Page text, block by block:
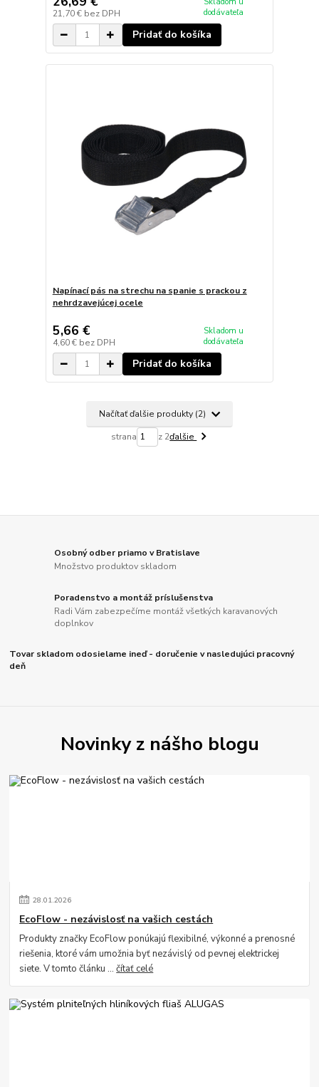
21,70 € bez DPH
dodávateľa
Pridať do košíka
Napínací pás na strechu na spanie s prackou z
nehrdzavejúcej ocele
5,66 €
4,60 € bez DPH
Skladom u
dodávateľa
Pridať do košíka
Načítať ďalšie produkty (2)
strana z 2ďalšie
Osobný odber priamo v Bratislave
Množstvo produktov skladom
Poradenstvo a montáž príslušenstva
Radi Vám zabezpečíme montáž všetkých karavanových
doplnkov
Tovar skladom odosielame ineď - doručenie v nasledujúci pracovný
deň
Novinky z nášho blogu
28.01.2026
EcoFlow - nezávislosť na vašich cestách
Produkty značky EcoFlow ponúkajú flexibilné, výkonné a prenosné
riešenia, ktoré vám umožnia byť nezávislý od pevnej elektrickej
siete. V tomto článku ...čítať celé